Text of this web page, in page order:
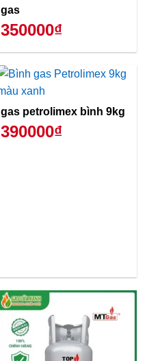
gas
350000₫
gas petrolimex bình 9kg
390000₫